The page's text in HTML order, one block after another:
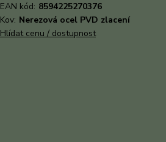
EAN kód: 8594225270376
Kov: Nerezová ocel PVD zlacení
Hlídat cenu / dostupnost